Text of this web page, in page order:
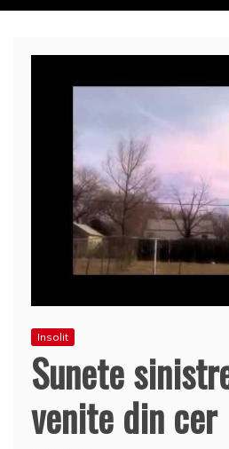
Insolit
Sunete
venite din cer